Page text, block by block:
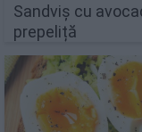
Sandviș cu
prepeliță